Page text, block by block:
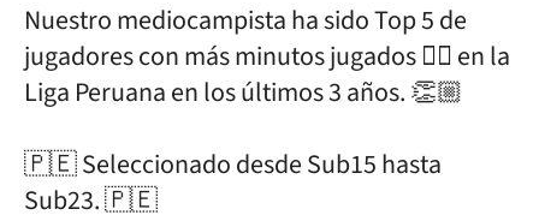
Nuestro mediocampista ha sido Top 5 de
jugadores con más minutos jugados 👌🏼 en la
Liga Peruana en los últimos 3 años. 👏🏼
🇵🇪 Seleccionado desde Sub15 hasta
Sub23. 🇵🇪